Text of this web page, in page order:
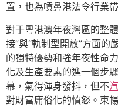
置，也為噴鼻港法令行業
對于粵港澳年夜灣區的整
接”與“軌制型開放”方面的
的獨特優勢和強年夜性命
化及生產要素的進一個步
幕，氣得渾身發抖，但不
對財富庸俗化的憤怒。束